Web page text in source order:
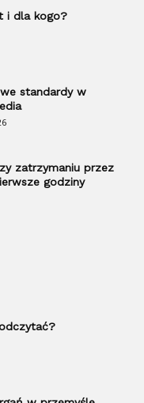
i dla kogo?
standardy w
zatrzymaniu przez
godziny